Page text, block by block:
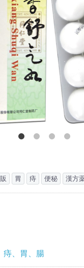
胃 痔 便秘 漢方
痔、胃、腸